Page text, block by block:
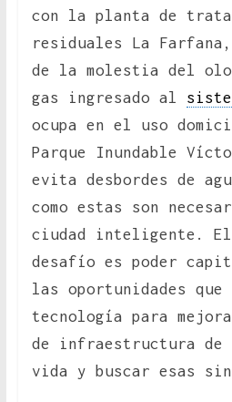
con la planta de
residuales La
de la molestia del
gas ingresado al
ocupa en el uso
Parque Inundable
evita desbordes de
como estas son
ciudad inteligente. El
desafío es poder
las oportunidades
tecnología para
de infraestructura de
vida y buscar esas